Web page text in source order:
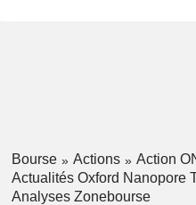
Bourse Actions
Action
Actualités Oxford Nanopore
Analyses Zonebourse